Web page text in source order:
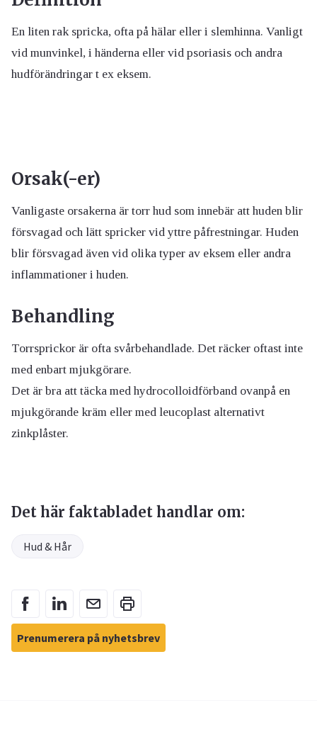
En liten rak spricka, ofta på hälar eller i slemhinna. Vanligt
vid munvinkel, i händerna eller vid psoriasis och andra
hudförändringar t ex eksem.
Orsak(-er)
Vanligaste orsakerna är torr hud som innebär att huden blir
försvagad och lätt spricker vid yttre påfrestningar. Huden
blir försvagad även vid olika typer av eksem eller andra
inflammationer i huden.
Behandling
Torrsprickor är ofta svårbehandlade. Det räcker oftast inte
med enbart mjukgörare.
Det är bra att täcka med hydrocolloidförband ovanpå en
mjukgörande kräm eller med leucoplast alternativt
zinkplåster.
Det här faktabladet handlar om:
Hud & Hår
Prenumerera på nyhetsbrev